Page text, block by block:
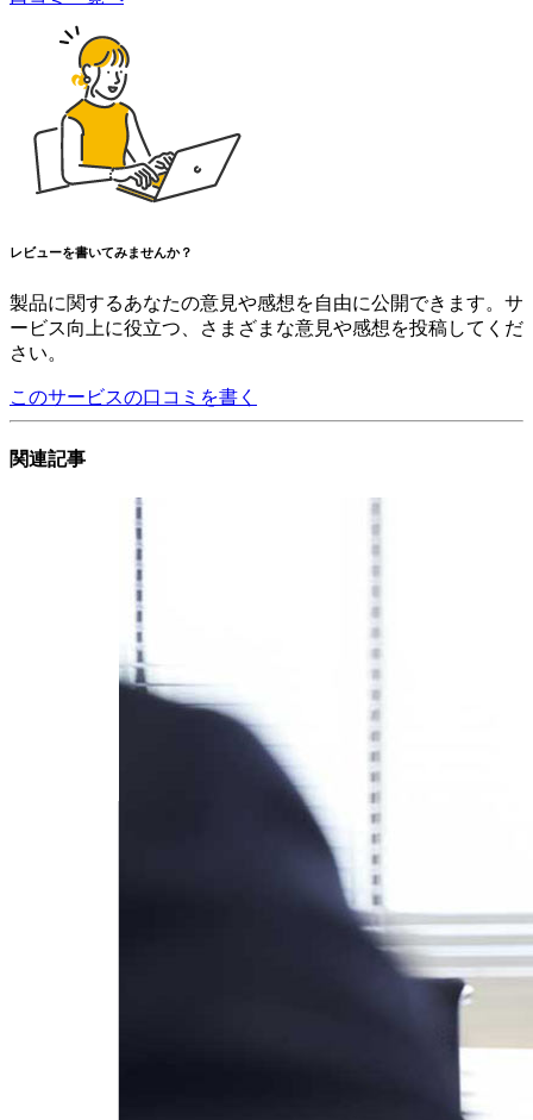
レビューを書いてみませんか？
製品に関するあなたの意見や感想を自由に公開できます。サ
ービス向上に役立つ、さまざまな意見や感想を投稿してくだ
さい。
このサービスの口コミを書く
関連記事